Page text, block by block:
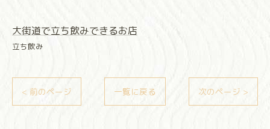
大街道で立ち飲みできるお店
立ち飲み
< 前のページ 一覧に戻る 次のページ >